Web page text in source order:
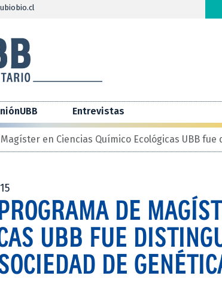
Entrevistas
en Ciencias Químico Ecológicas UBB
DE
UBB FUE
DE